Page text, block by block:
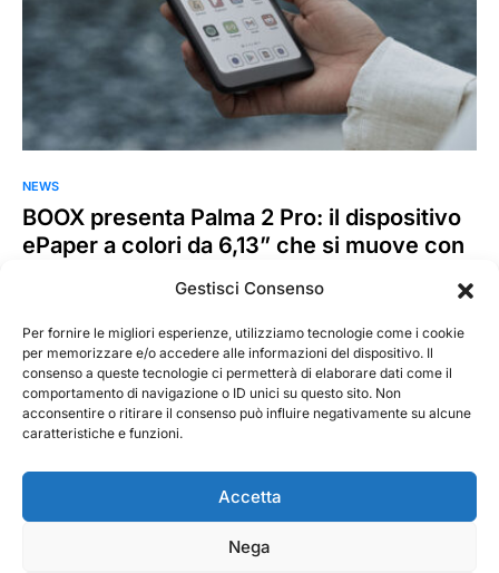
Gestisci Consenso
Per fornire le migliori esperienze, utilizziamo tecnologie come i cookie
per memorizzare e/o accedere alle informazioni del dispositivo. Il
consenso a queste tecnologie ci permetterà di elaborare dati come il
comportamento di navigazione o ID unici su questo sito. Non
acconsentire o ritirare il consenso può influire negativamente su alcune
caratteristiche e funzioni.
Accetta
Nega
NEWS
BOOX presenta Palma 2 Pro: il dispositivo
ePaper a colori da 6,13” che si muove con
tecnologia E Ink, annuncia il lancio del nuovo…
MarKusss
21 Ottobre 2025
Leggi tutto
@ 2026 - Tecnorecensioni